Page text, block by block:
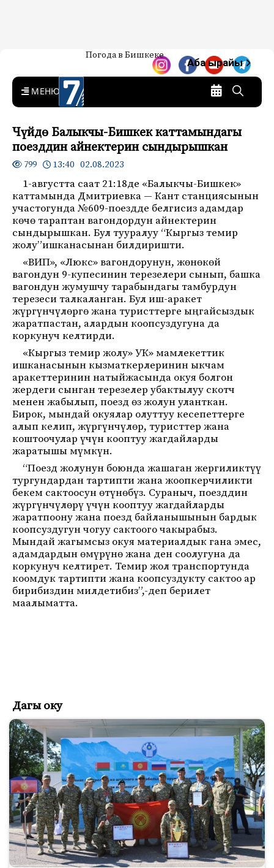
7-канал. Жаңылыктар —
Кыргызстан
Жаңылыктар — Кыргызстан
Погода в Бишкеке
Аба ырайы
MENU
Чүйдө Балыкчы-Бишкек каттамындагы
поезддин айнектерин сындырышкан
799 13:40 02.08.2023
1-августта саат 21:18де «Балыкчы-Бишкек»
каттамында Дмитриевка — Кант станциясынын
участогунда №609-поездде белгисиз адамдар
көчө тараптан вагондордун айнектерин
сындырышкан. Бул тууралуу “Кыргыз темир
жолу”ишканасынан билдиришти.
«ВИП», «Люкс» вагондорунун, жөнөкөй
вагондун 9-купесинин терезелери сынып, башка
вагондун жумушчу тарабындагы тамбурдун
терезеси талкаланган. Бул иш-аракет
жүргүнчүлөргө жана туристтерге ыңгайсыздык
жаратпастан, алардын коопсуздугуна да
коркунуч келтирди.
«Кыргыз темир жолу» УК» мамлекеттик
ишканасынын кызматкерлеринин ыкчам
аракеттеринин натыйжасында окуя болгон
жердеги сынган терезелер убактылуу скотч
менен жабылып, поезд өз жолун уланткан.
Бирок, мындай окуялар олуттуу кесепеттерге
алып келип, жүргүнчүлөр, туристтер жана
коштоочулар үчүн кооптуу жагдайларды
жаратышы мүмкүн.
“Поезд жолунун боюнда жашаган жергиликтүү
тургундардан тартипти жана жоопкерчиликти
бекем сактоосун өтүнөбүз. Сураныч, поезддин
жүргүнчүлөрү үчүн кооптуу жагдайларды
жаратпоону жана поезд байланышынын бардык
коопсуздугун чогуу сактоого чакырабыз.
Мындай жагымсыз окуя материалдык гана эмес,
адамдардын өмүрүнө жана ден соолугуна да
коркунуч келтирет. Темир жол транспортунда
коомдук тартипти жана коопсуздукту сактоо ар
бирибиздин милдетибиз”,-деп берилет
маалыматта.
Дагы оку